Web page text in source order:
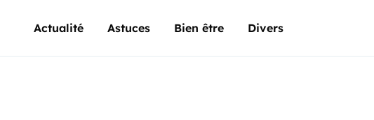
Actualité Astuces Bien être Divers